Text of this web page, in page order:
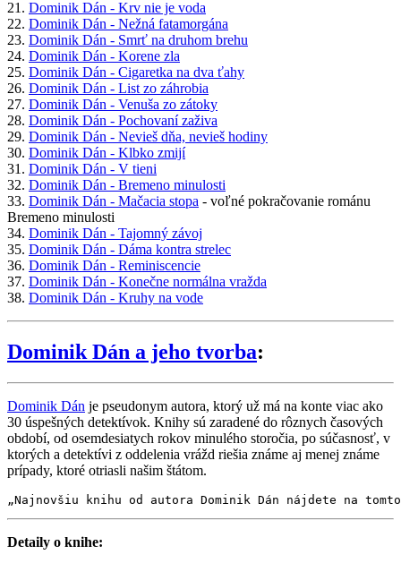
21. Dominik Dán - Krv nie je voda
22. Dominik Dán - Nežná fatamorgána
23. Dominik Dán - Smrť na druhom brehu
24. Dominik Dán - Korene zla
25. Dominik Dán - Cigaretka na dva ťahy
26. Dominik Dán - List zo záhrobia
27. Dominik Dán - Venuša zo zátoky
28. Dominik Dán - Pochovaní zaživa
29. Dominik Dán - Nevieš dňa, nevieš hodiny
30. Dominik Dán - Klbko zmijí
31. Dominik Dán - V tieni
32. Dominik Dán - Bremeno minulosti
33. Dominik Dán - Mačacia stopa - voľné pokračovanie románu
Bremeno minulosti
34. Dominik Dán - Tajomný závoj
35. Dominik Dán - Dáma kontra strelec
36. Dominik Dán - Reminiscencie
37. Dominik Dán - Konečne normálna vražda
38. Dominik Dán - Kruhy na vode
Dominik Dán a jeho tvorba:
Dominik Dán je pseudonym autora, ktorý už má na konte viac ako
30 úspešných detektívok. Knihy sú zaradené do rôznych časových
období, od osemdesiatych rokov minulého storočia, po súčasnosť, v
ktorých a detektívi z oddelenia vrážd riešia známe aj menej známe
prípady, ktoré otriasli našim štátom.
„Najnovšiu knihu od autora Dominik Dán nájdete na
Detaily o knihe: